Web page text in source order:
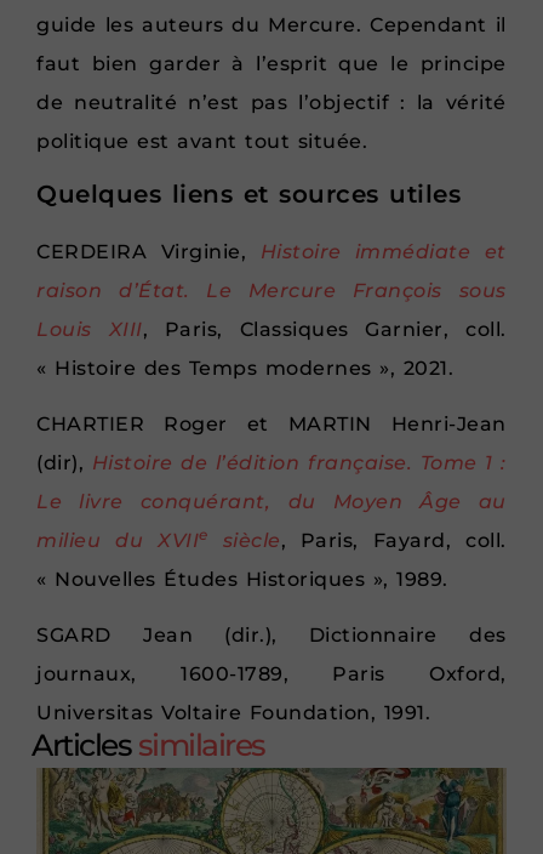
guide les auteurs du Mercure. Cependant il
faut bien garder à l’esprit que le principe
de neutralité n’est pas l’objectif : la vérité
politique est avant tout située.
Quelques liens et sources utiles
CERDEIRA Virginie, Histoire immédiate et
raison d’État. Le Mercure François sous
Louis XIII, Paris, Classiques Garnier, coll.
« Histoire des Temps modernes », 2021.
CHARTIER Roger et MARTIN Henri-Jean
(dir), Histoire de l’édition française. Tome 1 :
Le livre conquérant, du Moyen Âge au
milieu du XVIIe siècle, Paris, Fayard, coll.
« Nouvelles Études Historiques », 1989.
SGARD Jean (dir.), Dictionnaire des
journaux, 1600-1789, Paris Oxford,
Universitas Voltaire Foundation, 1991.
Articles similaires